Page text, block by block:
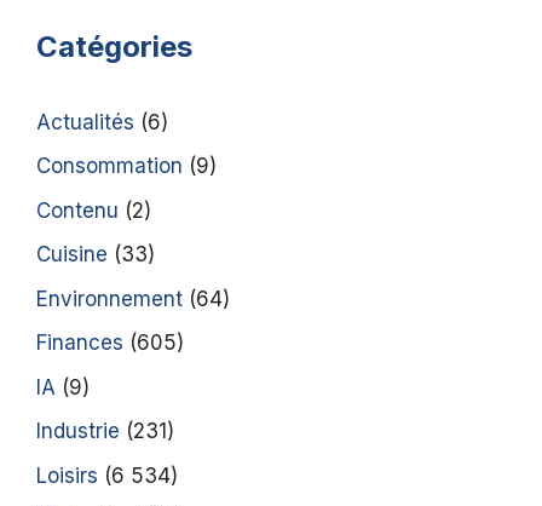
Catégories
Actualités (6)
Consommation (9)
Contenu (2)
Cuisine (33)
Environnement (64)
Finances (605)
IA (9)
Industrie (231)
Loisirs (6 534)